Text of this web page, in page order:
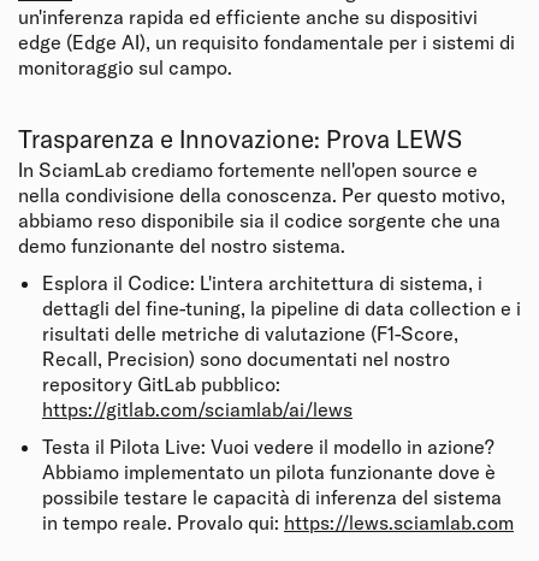
un'inferenza rapida ed efficiente anche su dispositivi
edge (Edge AI), un requisito fondamentale per i sistemi di
monitoraggio sul campo.
Trasparenza e Innovazione: Prova LEWS
In SciamLab crediamo fortemente nell'open source e
nella condivisione della conoscenza. Per questo motivo,
abbiamo reso disponibile sia il codice sorgente che una
demo funzionante del nostro sistema.
Esplora il Codice: L'intera architettura di sistema, i
dettagli del fine-tuning, la pipeline di data collection e i
risultati delle metriche di valutazione (F1-Score,
Recall, Precision) sono documentati nel nostro
repository GitLab pubblico:
https://gitlab.com/sciamlab/ai/lews
Testa il Pilota Live: Vuoi vedere il modello in azione?
Abbiamo implementato un pilota funzionante dove è
possibile testare le capacità di inferenza del sistema
in tempo reale. Provalo qui: https://lews.sciamlab.com